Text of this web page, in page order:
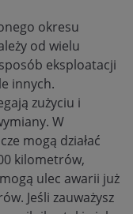
okresu
od wielu
eksploatacji
innych.
zużyciu i
W
mogą działać
kilometrów,
ulec awarii już
Jeśli zauważysz